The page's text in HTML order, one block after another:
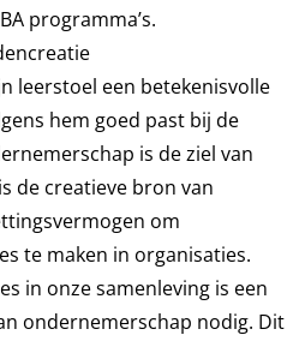
programma’s.
leerstoel een betekenisvolle
hem goed past bij de
is de ziel van
de creatieve bron van
om
te maken in organisaties.
in onze samenleving is een
ondernemerschap nodig. Dit